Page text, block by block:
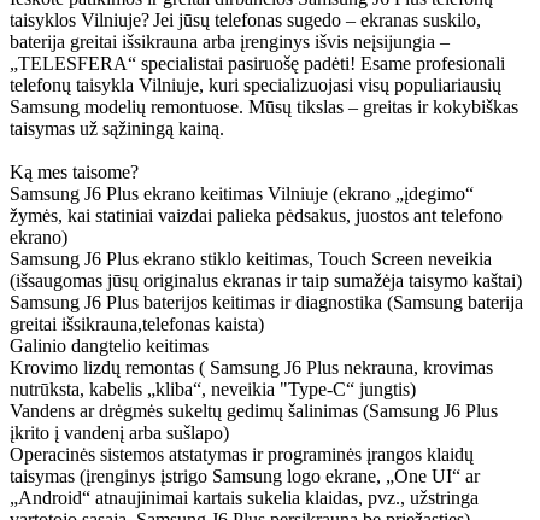
taisyklos Vilniuje? Jei jūsų telefonas sugedo – ekranas suskilo,
baterija greitai išsikrauna arba įrenginys išvis neįsijungia –
„TELESFERA“ specialistai pasiruošę padėti! Esame profesionali
telefonų taisykla Vilniuje, kuri specializuojasi visų populiariausių
Samsung modelių remontuose. Mūsų tikslas – greitas ir kokybiškas
taisymas už sąžiningą kainą.
Ką mes taisome?
Samsung J6 Plus ekrano keitimas Vilniuje (ekrano „įdegimo“
žymės, kai statiniai vaizdai palieka pėdsakus, juostos ant telefono
ekrano)
Samsung J6 Plus ekrano stiklo keitimas, Touch Screen neveikia
(išsaugomas jūsų originalus ekranas ir taip sumažėja taisymo kaštai)
Samsung J6 Plus baterijos keitimas ir diagnostika (Samsung baterija
greitai išsikrauna,telefonas kaista)
Galinio dangtelio keitimas
Krovimo lizdų remontas ( Samsung J6 Plus nekrauna, krovimas
nutrūksta, kabelis „kliba“, neveikia "Type-C“ jungtis)
Vandens ar drėgmės sukeltų gedimų šalinimas (Samsung J6 Plus
įkrito į vandenį arba sušlapo)
Operacinės sistemos atstatymas ir programinės įrangos klaidų
taisymas (įrenginys įstrigo Samsung logo ekrane, „One UI“ ar
„Android“ atnaujinimai kartais sukelia klaidas, pvz., užstringa